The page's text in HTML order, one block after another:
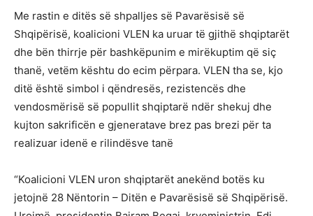
Me rastin e ditës së shpalljes së Pavarësisë së
Shqipërisë, koalicioni VLEN ka uruar të gjithë shqiptarët
dhe bën thirrje për bashkëpunim e mirëkuptim që siç
thanë, vetëm kështu do ecim përpara. VLEN tha se, kjo
ditë është simbol i qëndresës, rezistencës dhe
vendosmërisë së popullit shqiptarë ndër shekuj dhe
kujton sakrificën e gjeneratave brez pas brezi për ta
realizuar idenë e rilindësve tanë
“Koalicioni VLEN uron shqiptarët anekënd botës ku
jetojnë 28 Nëntorin – Ditën e Pavarësisë së Shqipërisë.